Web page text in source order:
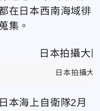
在日本西南海域徘
集。
日本拍攝大
本海上自衛隊2月